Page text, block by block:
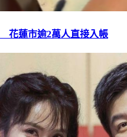
花蓮市逾2萬人直接入帳